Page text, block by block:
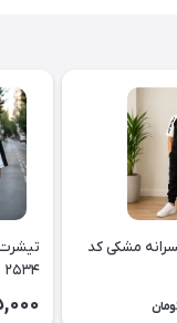
مشکی کد
۲۵۳۴